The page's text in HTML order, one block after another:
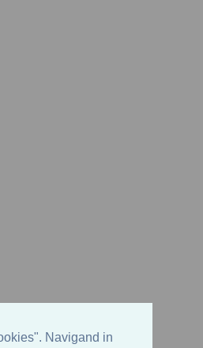
Navigand in